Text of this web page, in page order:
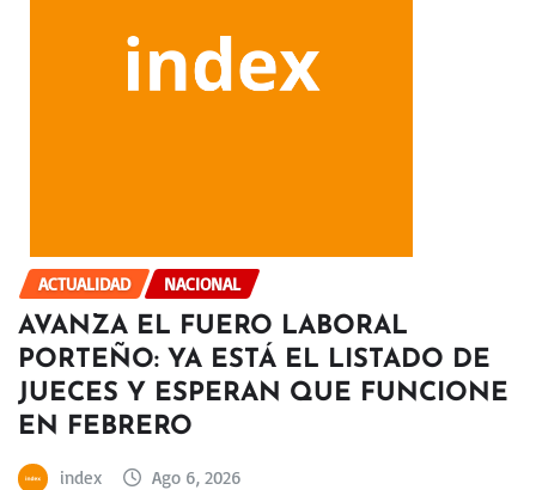
ACTUALIDAD NACIONAL
AVANZA EL FUERO LABORAL
PORTEÑO: YA ESTÁ EL LISTADO DE
JUECES Y ESPERAN QUE FUNCIONE
EN FEBRERO
index Ago 6, 2026